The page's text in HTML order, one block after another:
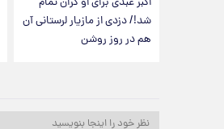
شد!/ دزدی از مازیار لرستانی آن
هم در روز روشن